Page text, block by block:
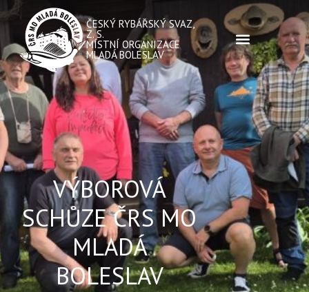
ČESKÝ RYBÁŘSKÝ SVAZ,
Z. S.
MÍSTNÍ ORGANIZACE
MLADÁ BOLESLAV
VÝBOROVÁ
SCHŮZE ČRS MO
MLADÁ
BOLESLAV